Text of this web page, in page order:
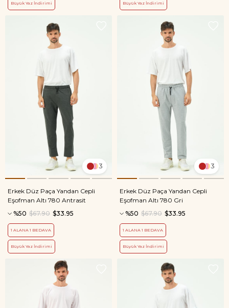
Büyük Yaz İndirimi Büyük Yaz İndirimi
3
Erkek Düz Paça Yandan Cepli
Eşofman Altı 780 Antrasit
%50
$33.95
$67.90
1 ALANA 1 BEDAVA
Büyük Yaz İndirimi
3
Erkek Düz Paça Yandan Cepli
Eşofman Altı 780 Gri
%50
$33.95
$67.90
1 ALANA 1 BEDAVA
Büyük Yaz İndirimi